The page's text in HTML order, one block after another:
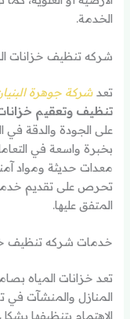
الخدمة.
شركه تنظيف خزانات
تعدشركة جوهرة
تنظيف وتعقيم
على الجودة والدقة في
بخبرة واسعة في
معدات حديثة ومواد
تحرص على تقديم
المتفق عليها.
خدمات شركه تنظيف
تعد خزانات المياه
المنازل والمنشآت في
الاهتمام بتنظيفها